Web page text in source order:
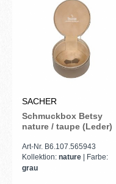
SACHER
Schmuckbox Betsy
nature / taupe (Leder)
Art-Nr. B6.107.565943
Kollektion: nature
| Farbe:
grau